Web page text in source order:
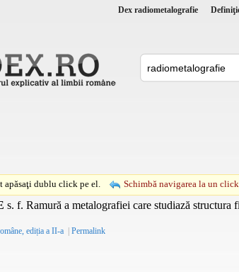
Dex radiometalografie
apăsaţi dublu click pe el. Schimbă navigarea la un click.
s. f. Ramură a metalografiei care studiază
ediția a II-a | Permalink